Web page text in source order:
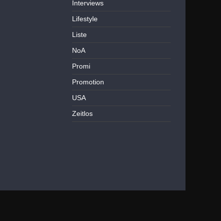
Interviews
Lifestyle
Liste
NoA
Promi
Promotion
USA
Zeitlos